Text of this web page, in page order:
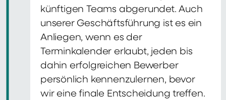
künftigen Teams abgerundet. Auch
unserer Geschäftsführung ist es ein
Anliegen, wenn es der
Terminkalender erlaubt, jeden bis
dahin erfolgreichen Bewerber
persönlich kennenzulernen, bevor
wir eine finale Entscheidung treffen.